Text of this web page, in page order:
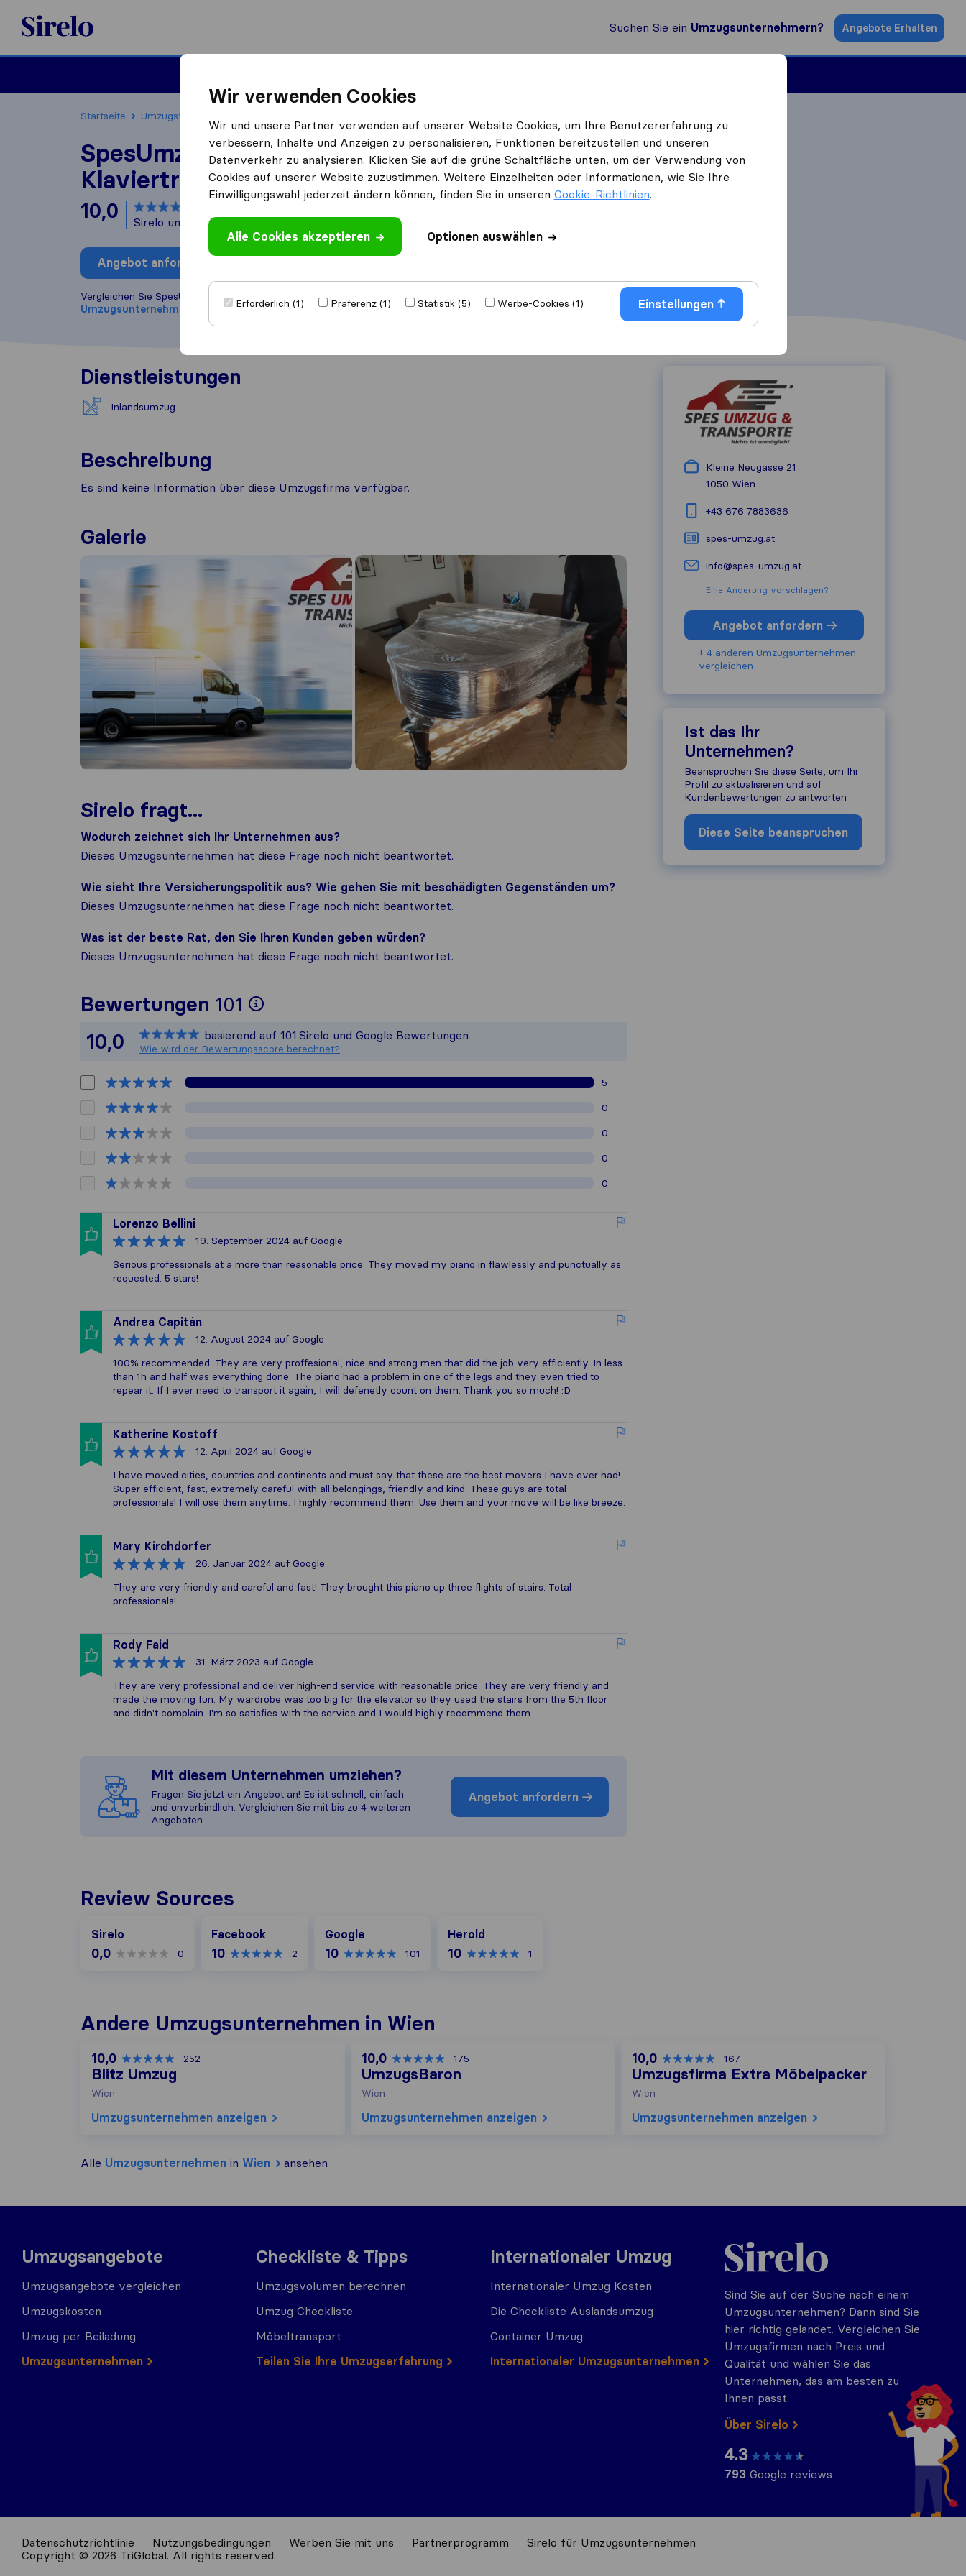
Sirelo.at
Suchen Sie ein Umzugsunternehmern? Angebote Erhalten
Startseite Umzugsfirmen
SpesUmzug &
Klaviertransport Wien
10,0
Sirelo und Google Bewertungen
Angebot anfordern
Vergleichen Sie SpesUmzug & Klaviertransport Wien mit anderen
Umzugs​unternehmen
Wien
Dienstleistungen
Inlandsumzug
Beschreibung
Es sind keine Information über diese Umzugsfirma verfügbar.
Galerie
Sirelo fragt...
Wodurch zeichnet sich Ihr Unternehmen aus?
Dieses Umzugsunternehmen hat diese Frage noch nicht beantwortet.
Wie sieht Ihre Versicherungspolitik aus? Wie gehen Sie mit beschädigten Gegenständen um?
Dieses Umzugsunternehmen hat diese Frage noch nicht beantwortet.
Was ist der beste Rat, den Sie Ihren Kunden geben würden?
Dieses Umzugsunternehmen hat diese Frage noch nicht beantwortet.
Bewertungen 101
Um Ihnen ein vollständiges Bild von der Qualität eines Umzugsunternehmens
Alle gesammelten Kundenbewertungen von Nutzern von Sirelo unterliegen
10,0 basierend auf 101 Sirelo und Google Bewertungen
Wie wird der Bewertungsscore berechnet?
5
0
0
0
0
Lorenzo Bellini
19. September 2024 auf Google
Serious professionals at a more than reasonable price. They moved my piano in flawlessly and punctually as
requested. 5 stars!
Andrea Capitán
12. August 2024 auf Google
100% recommended. They are very proffesional, nice and strong men that did the job very efficiently. In less
than 1h and half was everything done. The piano had a problem in one of the legs and they even tried to
repear it. If I ever need to transport it again, I will defenetly count on them. Thank you so much! :D
Katherine Kostoff
12. April 2024 auf Google
I have moved cities, countries and continents and must say that these are the best movers I have ever had!
Super efficient, fast, extremely careful with all belongings, friendly and kind. These guys are total
professionals! I will use them anytime. I highly recommend them. Use them and your move will be like breeze.
Mary Kirchdorfer
26. Januar 2024 auf Google
They are very friendly and careful and fast! They brought this piano up three flights of stairs. Total
professionals!
Rody Faid
31. März 2023 auf Google
They are very professional and deliver high-end service with reasonable price. They are very friendly and
made the moving fun. My wardrobe was too big for the elevator so they used the stairs from the 5th floor
and didn't complain. I'm so satisfies with the service and I would highly recommend them.
Mit diesem Unternehmen umziehen?
Fragen Sie jetzt ein Angebot an! Es ist schnell, einfach
und unverbindlich. Vergleichen Sie mit bis zu 4 weiteren
Angeboten.
Angebot anfordern
Kleine Neugasse 21
1050 Wien
+43 676 7883636
spes-umzug.at
info@spes-umzug.at
Eine Änderung vorschlagen?
Angebot anfordern
+ 4 anderen Umzugs​unternehmen
vergleichen
Ist das Ihr
Unternehmen?
Beanspruchen Sie diese Seite, um Ihr
Profil zu aktualisieren und auf
Kundenbewertungen zu antworten
Diese Seite beanspruchen
Review Sources
Sirelo
0,0 0
Facebook
10 2
Google
10 101
Herold
10 1
Andere Umzugs​unternehmen in Wien
10,0 252
Blitz Umzug
Wien
Umzugs​unternehmen anzeigen
10,0 175
UmzugsBaron
Wien
Umzugs​unternehmen anzeigen
10,0 167
Umzugsfirma Extra Möbelpacker
Wien
Umzugs​unternehmen anzeigen
Alle Umzugs​unternehmen in Wien ansehen
Umzugsangebote
Umzugsangebote vergleichen
Umzugskosten
Umzug per Beiladung
Umzugs​​unternehmen
Checkliste & Tipps
Umzugsvolumen berechnen
Umzug Checkliste
Möbeltransport
Teilen Sie Ihre Umzugserfahrung
Internationaler Umzug
Internationaler Umzug Kosten
Die Checkliste Auslandsumzug
Container Umzug
Internationaler Umzugsunternehmen
Sirelo.at
Sind Sie auf der Suche nach einem
Umzugsunternehmen? Dann sind Sie
hier richtig gelandet. Vergleichen Sie
Umzugsfirmen nach Preis und
Qualität und wählen Sie das
Unternehmen, das am besten zu
Ihnen passt.
Über Sirelo
4.3
793 Google reviews
Datenschutzrichtlinie Nutzungsbedingungen Werben Sie mit uns Partnerprogramm
Sirelo für Umzugsunternehmen
Copyright © 2026 TriGlobal. All rights reserved.
Wir verwenden Cookies
Wir und unsere Partner verwenden auf unserer Website Cookies, um Ihre Benutzererfahrung zu
verbessern, Inhalte und Anzeigen zu personalisieren, Funktionen bereitzustellen und unseren
Datenverkehr zu analysieren. Klicken Sie auf die grüne Schaltfläche unten, um der Verwendung von
Cookies auf unserer Website zuzustimmen. Weitere Einzelheiten oder Informationen, wie Sie Ihre
Einwilligungswahl jederzeit ändern können, finden Sie in unseren Cookie-Richtlinien.
Alle Cookies akzeptieren Optionen auswählen
Erforderlich (1) Präferenz (1) Statistik (5) Werbe-Cookies (1) Einstellungen